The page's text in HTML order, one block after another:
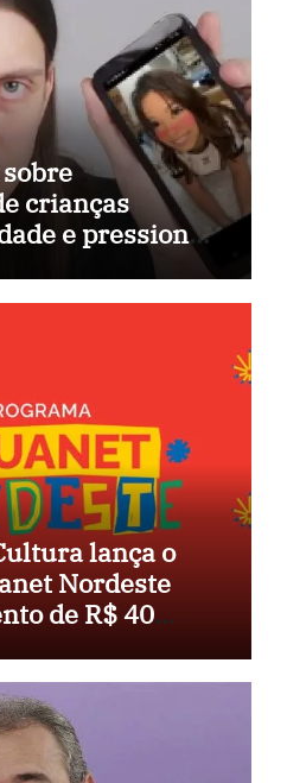
crianças
e pressiona
lança o
Nordeste
de R$ 40